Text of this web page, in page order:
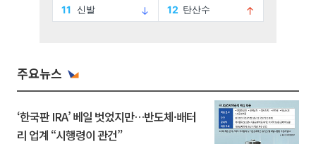
주요뉴스
‘한국판 IRA’ 베일 벗었지만…반도체·배터
리 업계 “시행령이 관건”